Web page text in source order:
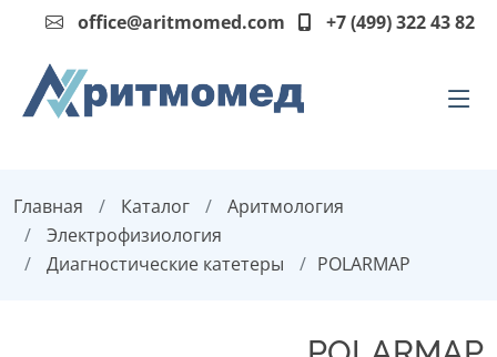
office@aritmomed.com +7 (499) 322 43 82
Главная Каталог
Аритмология
Электрофизиология
Диагностические катетеры
POLARMAP